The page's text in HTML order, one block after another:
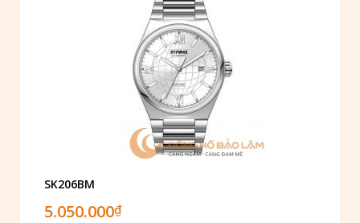
SK206BM
5.050.000₫